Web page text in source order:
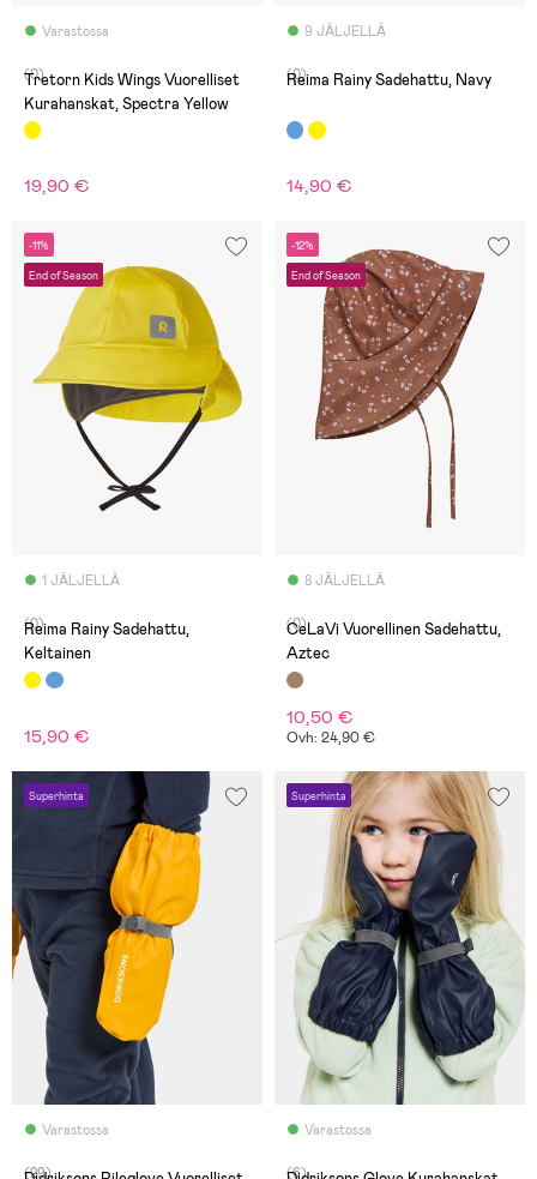
Varastossa
(0)
Tretorn Kids Wings Vuorelliset
Kurahanskat, Spectra Yellow
19,90 €
9 JÄLJELLÄ
(0)
Reima Rainy Sadehattu, Navy
14,90 €
-11%
End of Season
1 JÄLJELLÄ
(0)
Reima Rainy Sadehattu,
Keltainen
15,90 €
-12%
End of Season
8 JÄLJELLÄ
(0)
CeLaVi Vuorellinen Sadehattu,
Aztec
10,50 €
Ovh: 24,90 €
Superhinta
Varastossa
(29)
Superhinta
Varastossa
(6)